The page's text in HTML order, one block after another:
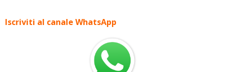
Iscriviti al canale WhatsApp